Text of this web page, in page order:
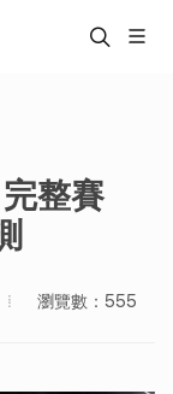
整賽
瀏覽數：555